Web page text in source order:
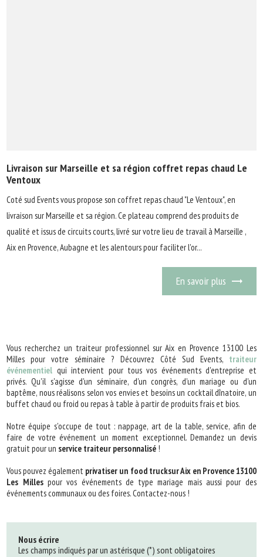
Livraison sur Marseille et sa région coffret repas chaud Le
Ventoux
Coté sud Events vous propose son coffret repas chaud "Le Ventoux", en
livraison sur Marseille et sa région. Ce plateau comprend des produits de
qualité et issus de circuits courts, livré sur votre lieu de travail à Marseille ,
Aix en Provence, Aubagne et les alentours pour faciliter l'or...
En savoir plus
Vous recherchez un traiteur professionnel sur Aix en Provence 13100 Les
Milles pour votre séminaire ? Découvrez Côté Sud Events, traiteur
événementiel qui intervient pour tous vos événements d'entreprise et
privés. Qu'il s'agisse d'un séminaire, d'un congrès, d'un mariage ou d'un
baptême, nous réalisons selon vos envies et besoins un cocktail dînatoire, un
buffet chaud ou froid ou repas à table à partir de produits frais et bios.
Notre équipe s'occupe de tout : nappage, art de la table, service, afin de
faire de votre événement un moment exceptionnel. Demandez un devis
gratuit pour un service traiteur personnalisé !
Vous pouvez également privatiser un food trucksur Aix en Provence 13100
Les Millespour vos événements de type mariage mais aussi pour des
événements communaux ou des foires. Contactez-nous !
Nous écrire
Les champs indiqués par un astérisque (*) sont obligatoires